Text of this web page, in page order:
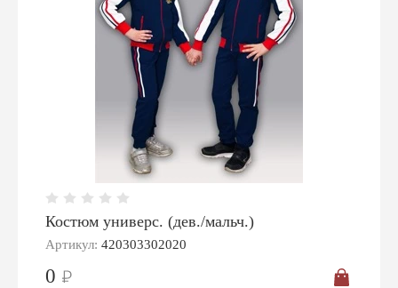
Костюм универс. (дев./мальч.)
Артикул: 420303302020
0